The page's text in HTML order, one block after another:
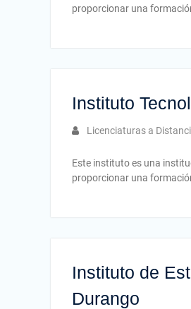
proporcionar una
Instituto
Licenciaturas a
Este instituto es una
proporcionar una
Instituto de
Durango